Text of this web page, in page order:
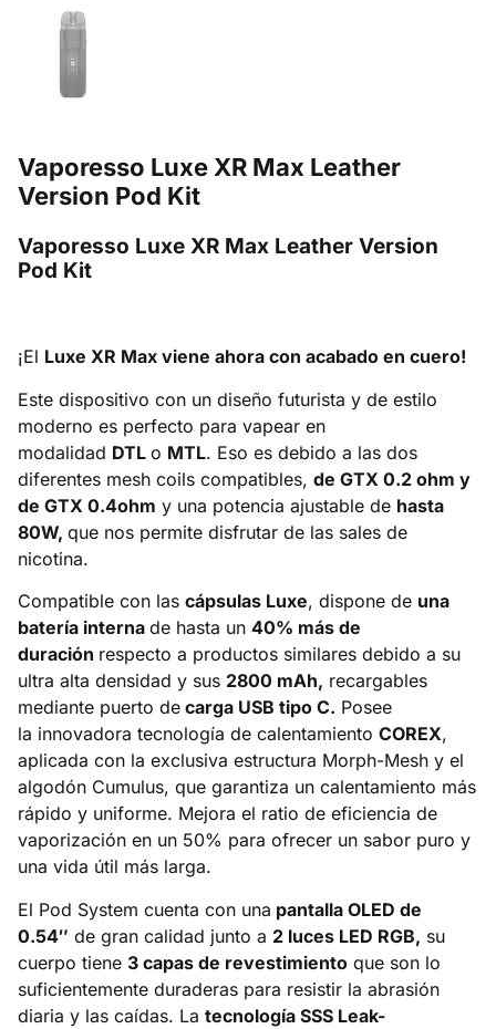
Vaporesso Luxe XR Max Leather
Version Pod Kit
Vaporesso Luxe XR Max Leather Version
Pod Kit
¡El Luxe XR Max viene ahora con acabado en cuero!
Este dispositivo con un diseño futurista y de estilo
moderno es perfecto para vapear en
modalidad DTL o MTL. Eso es debido a las dos
diferentes mesh coils compatibles, de GTX 0.2 ohm y
de GTX 0.4ohm y una potencia ajustable de hasta
80W, que nos permite disfrutar de las sales de
nicotina.
Compatible con las cápsulas Luxe, dispone de una
batería interna de hasta un 40% más de
duración respecto a productos similares debido a su
ultra alta densidad y sus 2800 mAh, recargables
mediante puerto de carga USB tipo C. Posee
la innovadora tecnología de calentamiento COREX,
aplicada con la exclusiva estructura Morph-Mesh y el
algodón Cumulus, que garantiza un calentamiento más
rápido y uniforme. Mejora el ratio de eficiencia de
vaporización en un 50% para ofrecer un sabor puro y
una vida útil más larga.
El Pod System cuenta con una pantalla OLED de
0.54″ de gran calidad junto a 2 luces LED RGB, su
cuerpo tiene 3 capas de revestimiento que son lo
suficientemente duraderas para resistir la abrasión
diaria y las caídas. La tecnología SSS Leak-